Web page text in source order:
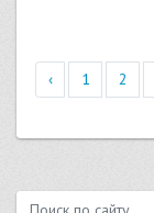
‹ 1 2